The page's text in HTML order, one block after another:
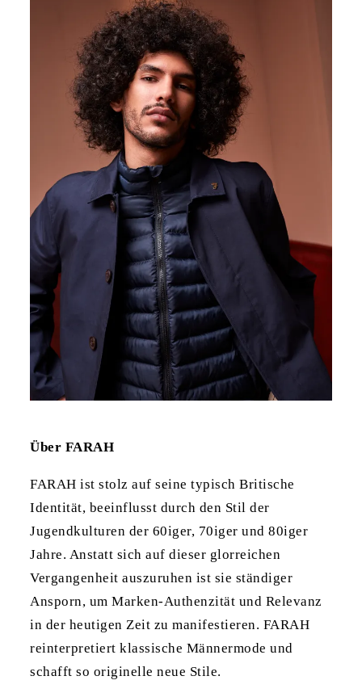
Über FARAH
FARAH ist stolz auf seine typisch Britische
Identität, beeinflusst durch den Stil der
Jugendkulturen der 60iger, 70iger und 80iger
Jahre. Anstatt sich auf dieser glorreichen
Vergangenheit auszuruhen ist sie ständiger
Ansporn, um Marken-Authenzität und Relevanz
in der heutigen Zeit zu manifestieren. FARAH
reinterpretiert klassische Männermode und
schafft so originelle neue Stile.